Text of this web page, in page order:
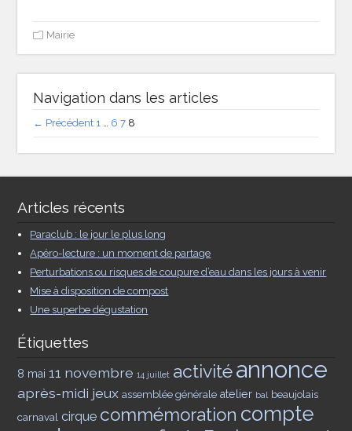
Mairie
Navigation dans les articles
← Précédent 1 … 6 7 8
Articles récents
Paraclub : le jour le plus long
Apéro-lecture : un moment de partage
Perturbations ou risques de coupure d’eau dans les jours à venir
Mise à disposition de compost
Une superbe dégustation
Étiquettes
8 mai 11 novembre 14 juillet activitéannonce
après-midi jeux assemblée générale atelier bal
beaujolais
carnaval cirque commémoration compte